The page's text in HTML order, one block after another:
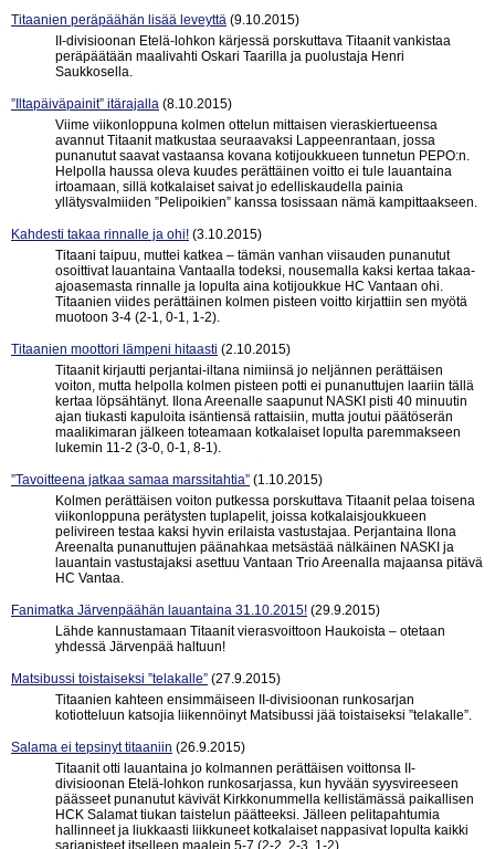
Titaanien peräpäähän lisää leveyttä (9.10.2015)
II-divisioonan Etelä-lohkon kärjessä porskuttava Titaanit vankistaa
peräpäätään maalivahti Oskari Taarilla ja puolustaja Henri
Saukkosella.
”Iltapäiväpainit” itärajalla (8.10.2015)
Viime viikonloppuna kolmen ottelun mittaisen vieraskiertueensa
avannut Titaanit matkustaa seuraavaksi Lappeenrantaan, jossa
punanutut saavat vastaansa kovana kotijoukkueen tunnetun PEPO:n.
Helpolla haussa oleva kuudes perättäinen voitto ei tule lauantaina
irtoamaan, sillä kotkalaiset saivat jo edelliskaudella painia
yllätysvalmiiden ”Pelipoikien” kanssa tosissaan nämä kampittaakseen.
Kahdesti takaa rinnalle ja ohi! (3.10.2015)
Titaani taipuu, muttei katkea – tämän vanhan viisauden punanutut
osoittivat lauantaina Vantaalla todeksi, nousemalla kaksi kertaa takaa-
ajoasemasta rinnalle ja lopulta aina kotijoukkue HC Vantaan ohi.
Titaanien viides perättäinen kolmen pisteen voitto kirjattiin sen myötä
muotoon 3-4 (2-1, 0-1, 1-2).
Titaanien moottori lämpeni hitaasti (2.10.2015)
Titaanit kirjautti perjantai-iltana nimiinsä jo neljännen perättäisen
voiton, mutta helpolla kolmen pisteen potti ei punanuttujen laariin tällä
kertaa löpsähtänyt. Ilona Areenalle saapunut NASKI pisti 40 minuutin
ajan tiukasti kapuloita isäntiensä rattaisiin, mutta joutui päätöserän
maalikimaran jälkeen toteamaan kotkalaiset lopulta paremmakseen
lukemin 11-2 (3-0, 0-1, 8-1).
”Tavoitteena jatkaa samaa marssitahtia” (1.10.2015)
Kolmen perättäisen voiton putkessa porskuttava Titaanit pelaa toisena
viikonloppuna perätysten tuplapelit, joissa kotkalaisjoukkueen
pelivireen testaa kaksi hyvin erilaista vastustajaa. Perjantaina Ilona
Areenalta punanuttujen päänahkaa metsästää nälkäinen NASKI ja
lauantain vastustajaksi asettuu Vantaan Trio Areenalla majaansa pitävä
HC Vantaa.
Fanimatka Järvenpäähän lauantaina 31.10.2015! (29.9.2015)
Lähde kannustamaan Titaanit vierasvoittoon Haukoista – otetaan
yhdessä Järvenpää haltuun!
Matsibussi toistaiseksi ”telakalle” (27.9.2015)
Titaanien kahteen ensimmäiseen II-divisioonan runkosarjan
kotiotteluun katsojia liikennöinyt Matsibussi jää toistaiseksi ”telakalle”.
Salama ei tepsinyt titaaniin (26.9.2015)
Titaanit otti lauantaina jo kolmannen perättäisen voittonsa II-
divisioonan Etelä-lohkon runkosarjassa, kun hyvään syysvireeseen
päässeet punanutut kävivät Kirkkonummella kellistämässä paikallisen
HCK Salamat tiukan taistelun päätteeksi. Jälleen pelitapahtumia
hallinneet ja liukkaasti liikkuneet kotkalaiset nappasivat lopulta kaikki
sarjapisteet itselleen maalein 5-7 (2-2, 2-3, 1-2).